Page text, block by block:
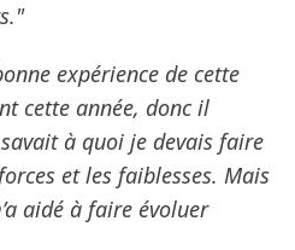
expérience de cette
cette année, donc il
à quoi je devais faire
et les faiblesses. Mais
aidé à faire évoluer